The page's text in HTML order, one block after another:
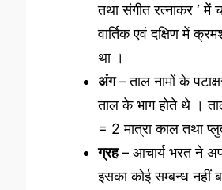
तथा संगीत रत्नाकर ‘ में
वार्तिक एवं दक्षिण में
था ।
अंग– ताल नामों के
ताल के भाग होते थे ।
= 2 मात्रा काल तथा
ग्रह– आचार्य भरत ने
इसका कोई सम्बन्ध नहीं